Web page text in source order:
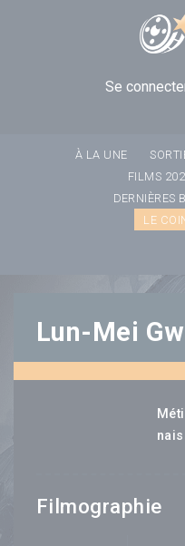
Se
À LA UNE
FILMS
DERNIÈRES
LE
Lun-Mei
Filmographie
Panneau de gestion des